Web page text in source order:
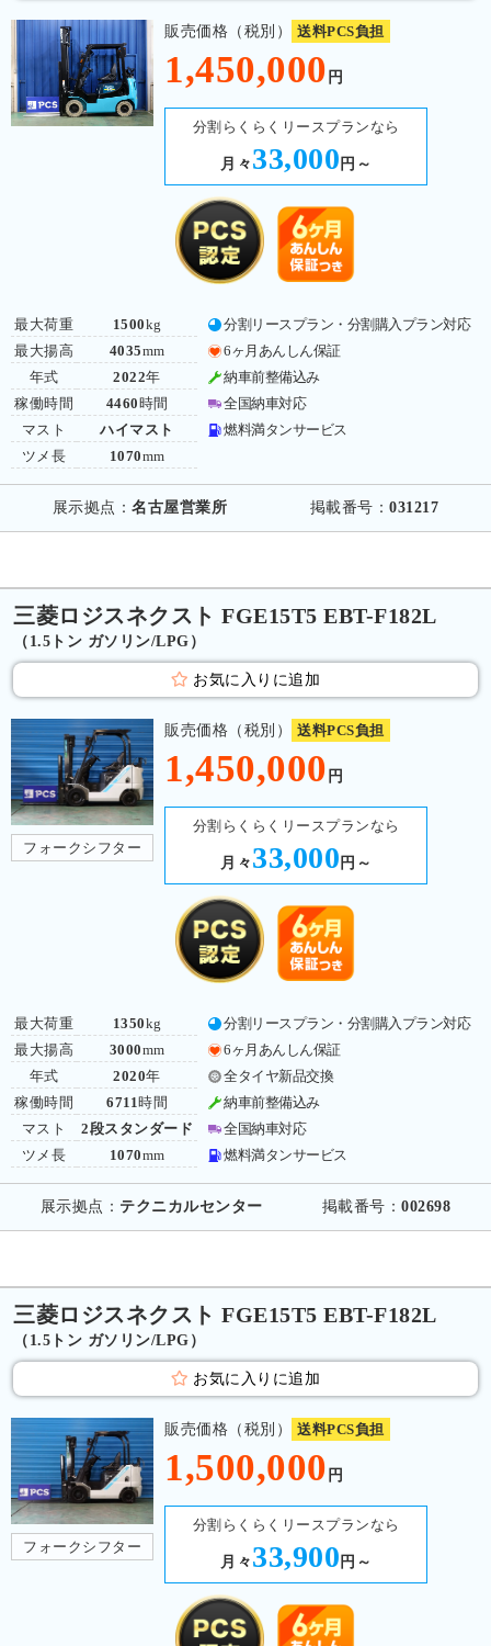
販売価格（税別） 送料PCS負担
1,450,000 円
分割らくらくリースプランなら
月々 33,000 円～
最大荷重
最大揚高
年式
稼働時間
マスト
ツメ長
1500kg
4035mm
2022年
4460 時間
ハイマスト
1070mm
分割リースプラン・分割購入プラン対応
6ヶ月あんしん保証
納車前整備込み
全国納車対応
燃料満タンサービス
展示拠点：名古屋営業所 掲載番号：031217
三菱ロジスネクスト FGE15T5 EBT-F182L
（1.5トン ガソリン/LPG）
お気に入りに追加
フォークシフター
販売価格（税別） 送料PCS負担
1,450,000 円
分割らくらくリースプランなら
月々 33,000 円～
最大荷重
最大揚高
年式
稼働時間
マスト
ツメ長
1350kg
3000mm
2020年
6711 時間
2段スタンダード
1070mm
分割リースプラン・分割購入プラン対応
6ヶ月あんしん保証
全タイヤ新品交換
納車前整備込み
全国納車対応
燃料満タンサービス
展示拠点： テクニカルセンター 掲載番号：002698
三菱ロジスネクスト FGE15T5 EBT-F182L
（1.5トン ガソリン/LPG）
お気に入りに追加
フォークシフター
販売価格（税別） 送料PCS負担
1,500,000 円
分割らくらくリースプランなら
月々 33,900 円～